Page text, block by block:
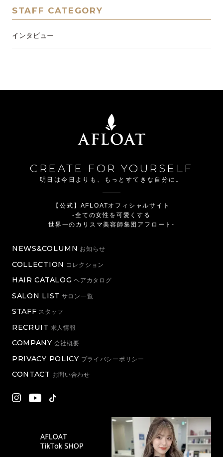
STAFF CATEGORY
インタビュー
CREATE FOR YOURSELF
明日は今日よりも、もっとすてきな自分に。
【公式】AFLOATオフィシャルサイト
-全ての女性を可愛くする
世界一のカリスマ美容師集団アフロート-
NEWS&COLUMN お知らせ
COLLECTION コレクション
HAIR CATALOG ヘアカタログ
SALON LIST サロン一覧
STAFF スタッフ
RECRUIT 求人情報
COMPANY 会社概要
PRIVACY POLICY プライバシーポリシー
CONTACT お問い合わせ